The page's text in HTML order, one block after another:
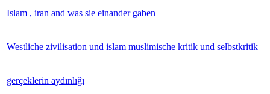
Islam , iran and was sie einander gaben
Westliche zivilisation und islam muslimische kritik und selbstkritik
gerçeklerin aydınlığı